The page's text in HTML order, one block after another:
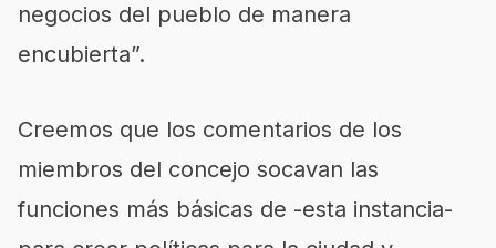
negocios del pueblo de manera
encubierta”.
Creemos que los comentarios de los
miembros del concejo socavan las
funciones más básicas de -esta instancia-